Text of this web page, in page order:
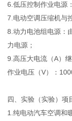
6.低压控制作业电源
7.电动空调压缩机与
8.动力电池组电源：
力电源；
9.高压大电流（A）
作业电压（V）：
四、实验（实验）项
1.纯电动汽车空调和